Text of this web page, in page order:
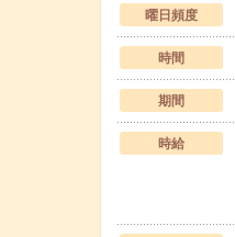
曜日頻度
時間
期間
時給